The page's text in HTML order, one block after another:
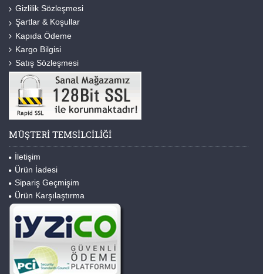
Gizlilik Sözleşmesi
Şartlar & Koşullar
Kapıda Ödeme
Kargo Bilgisi
Satış Sözleşmesi
MÜŞTERI TEMSILCILIĞI
İletişim
Ürün İadesi
Sipariş Geçmişim
Ürün Karşılaştırma